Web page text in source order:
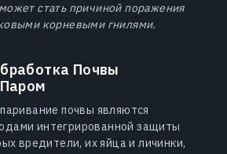
стать причиной поражения
корневыми гнилями.
Почвы
почвы являются
интегрированной защиты
вредители, их яйца и личинки,